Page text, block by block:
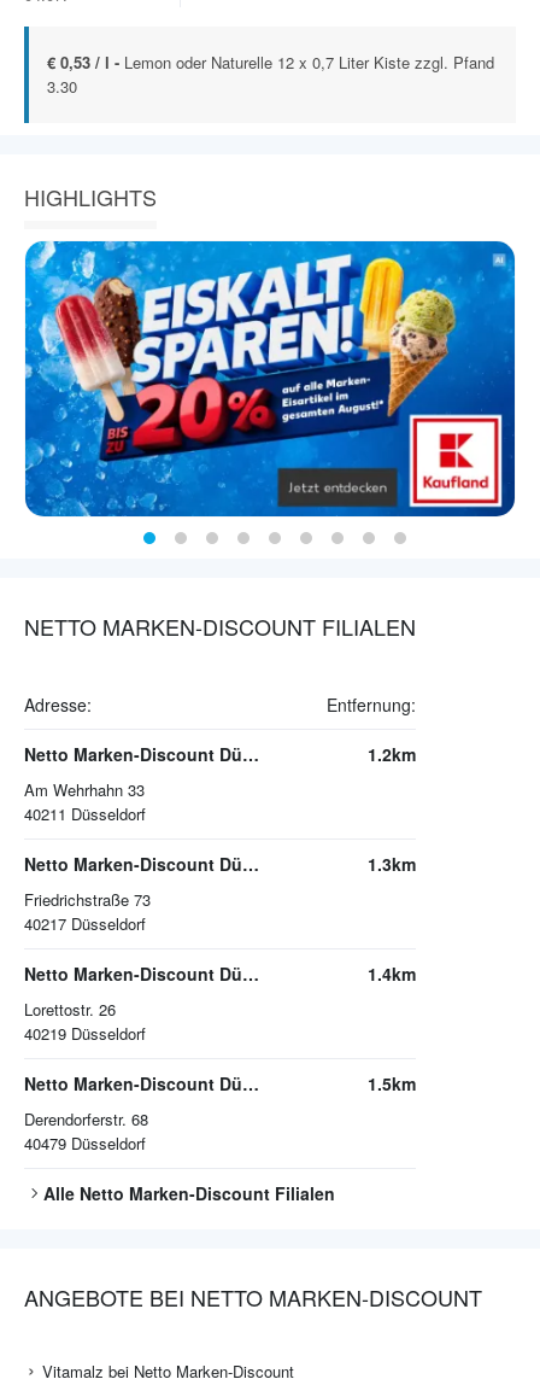
€ 0,53 / l - Lemon oder Naturelle 12 x 0,7 Liter Kiste zzgl. Pfand
3.30
HIGHLIGHTS
NETTO MARKEN-DISCOUNT FILIALEN
Adresse: Entfernung:
Netto Marken-Discount Düsseldorf
Am Wehrhahn 33
40211 Düsseldorf
1.2km
Netto Marken-Discount Düsseldorf
Friedrichstraße 73
40217 Düsseldorf
1.3km
Netto Marken-Discount Düsseldorf
Lorettostr. 26
40219 Düsseldorf
1.4km
Netto Marken-Discount Düsseldorf
Derendorferstr. 68
40479 Düsseldorf
1.5km
Alle Netto Marken-Discount Filialen
ANGEBOTE BEI NETTO MARKEN-DISCOUNT
Vitamalz bei Netto Marken-Discount